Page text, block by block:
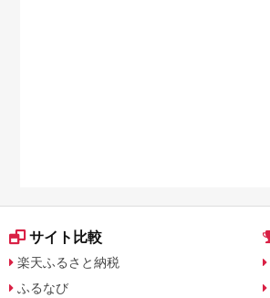
サイト比較
楽天ふるさと納税
ふるなび